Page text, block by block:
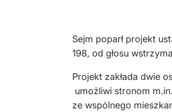
Sejm poparł projekt
198, od głosu
Projekt zakłada dwie
umożliwi stronom
ze wspólnego